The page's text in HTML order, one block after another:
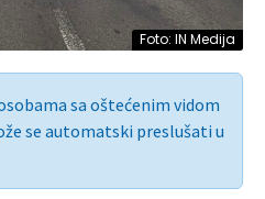
Foto: IN Medija
sa oštećenim vidom
se automatski preslušati u